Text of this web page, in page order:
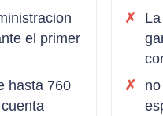
el primer
hasta 760